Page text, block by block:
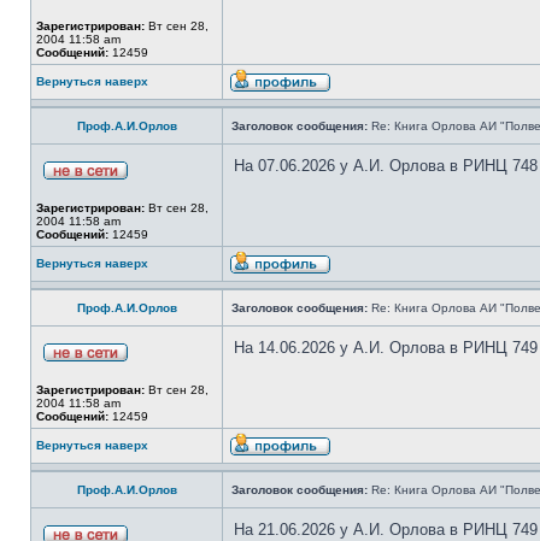
Зарегистрирован: Вт сен 28,
2004 11:58 am
Сообщений: 12459
Вернуться наверх
Проф.А.И.Орлов Заголовок сообщения: Re: Книга Орлова АИ
Зарегистрирован: Вт сен 28,
2004 11:58 am
Сообщений: 12459
На 07.06.2026 у А.И. Орлова в РИНЦ 748
Вернуться наверх
Проф.А.И.Орлов Заголовок сообщения: Re: Книга Орлова АИ
Зарегистрирован: Вт сен 28,
2004 11:58 am
Сообщений: 12459
На 14.06.2026 у А.И. Орлова в РИНЦ 749
Вернуться наверх
Проф.А.И.Орлов Заголовок сообщения: Re: Книга Орлова АИ
На 21.06.2026 у А.И. Орлова в РИНЦ 749